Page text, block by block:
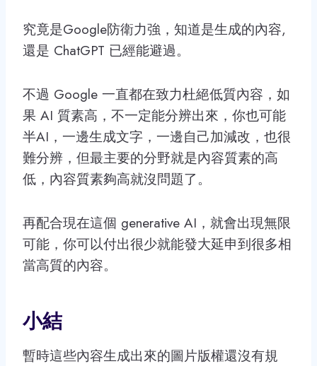
究竟是Google防衛力強，知道是生成的內容,
還是 ChatGPT 已經能避過。
不過 Google 一直都在致力杜絕低質內容，如
果 AI 質素高，不一定能分辨出來，你也可能
半AI，一邊生成文字，一邊自己加減改，也很
難分辨，但最主要的分野就是內容質素的高
低，內容質素夠高就沒問題了。
再配合現在這個 generative AI，就會出現無限
可能，你可以付出很少就能發大延申到很多相
當高質的內容。
小結
暫時這些內容生成出來的圖片版權還沒有規